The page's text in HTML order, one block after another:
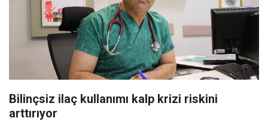
Bilinçsiz ilaç kullanımı kalp krizi riskini
arttırıyor